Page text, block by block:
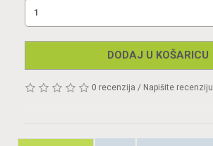
DODAJ U KOŠARICU
0 recenzija / Napišite recenziju